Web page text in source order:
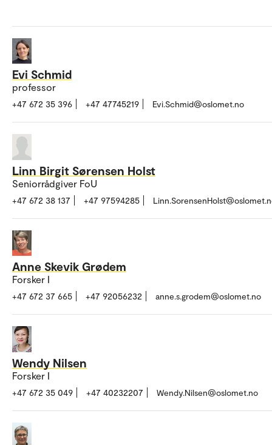
Evi Schmid
professor
+47 672 35 396 +47 47745219 Evi.Schmid@oslomet.no
Linn Birgit Sørensen Holst
Seniorrådgiver FoU
+47 672 38 137 +47 97594285
Anne Skevik Grødem
Forsker I
+47 672 37 665 +47 92056232 anne.s.grodem@oslomet.no
Wendy Nilsen
Forsker I
+47 672 35 049 +47 40232207 Wendy.Nilsen@oslomet.no